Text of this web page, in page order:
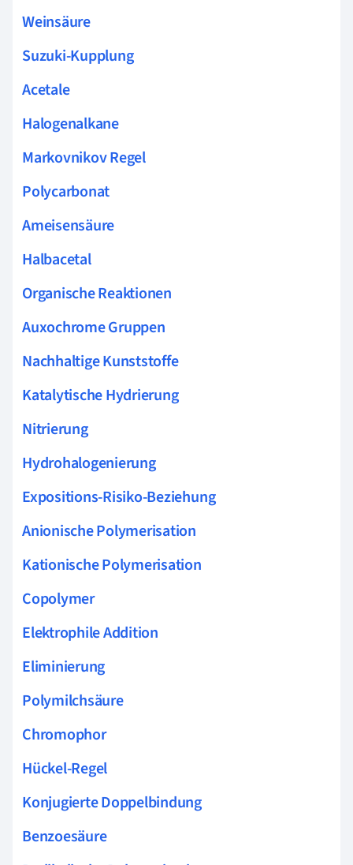
Weinsäure
Suzuki-Kupplung
Acetale
Halogenalkane
Markovnikov Regel
Polycarbonat
Ameisensäure
Halbacetal
Organische Reaktionen
Auxochrome Gruppen
Nachhaltige Kunststoffe
Katalytische Hydrierung
Nitrierung
Hydrohalogenierung
Expositions-Risiko-Beziehung
Anionische Polymerisation
Kationische Polymerisation
Copolymer
Elektrophile Addition
Eliminierung
Polymilchsäure
Chromophor
Hückel-Regel
Konjugierte Doppelbindung
Benzoesäure